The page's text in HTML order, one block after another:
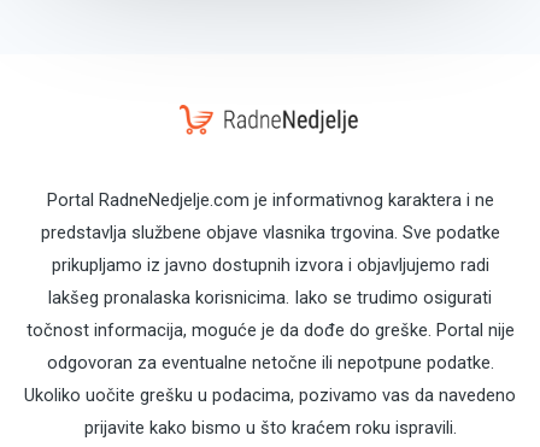
Portal RadneNedjelje.com je informativnog karaktera i ne
predstavlja službene objave vlasnika trgovina. Sve podatke
prikupljamo iz javno dostupnih izvora i objavljujemo radi
lakšeg pronalaska korisnicima. Iako se trudimo osigurati
točnost informacija, moguće je da dođe do greške. Portal nije
odgovoran za eventualne netočne ili nepotpune podatke.
Ukoliko uočite grešku u podacima, pozivamo vas da navedeno
prijavite kako bismo u što kraćem roku ispravili.